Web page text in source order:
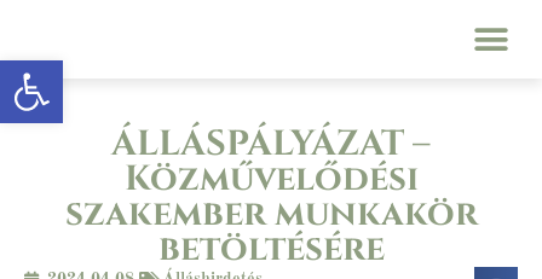
Eszköztár megnyitása
ÁLLÁSPÁLYÁZAT –
Közművelődési
szakember munkakör
betöltésére